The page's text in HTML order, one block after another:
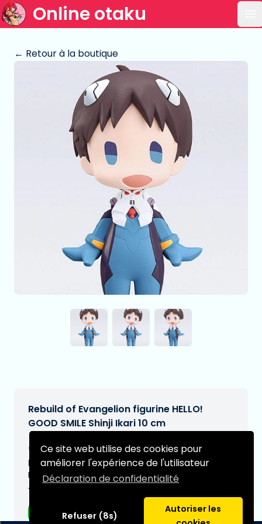
Ce site web utilise des cookies pour
améliorer l'expérience de l'utilisateur
Déclaration de confidentialité
Refuser (8s)
Autoriser les
Online otaku
← Retour à la boutique
Rebuild of Evangelion figurine HELLO!
GOOD SMILE Shinji Ikari 10 cm
€16,95[Sous réserve de modifications]
Date de livraison prévue:
N/A
Type:
Figurines d'anime